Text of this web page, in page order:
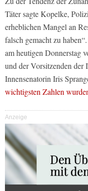
Täter sagte Kopelke,
erheblichen Mangel an
falsch gemacht zu
am heutigen Donnerstag
und der Vorsitzenden der
Innensenatorin Iris
wichtigsten Zahlen
Anzeige